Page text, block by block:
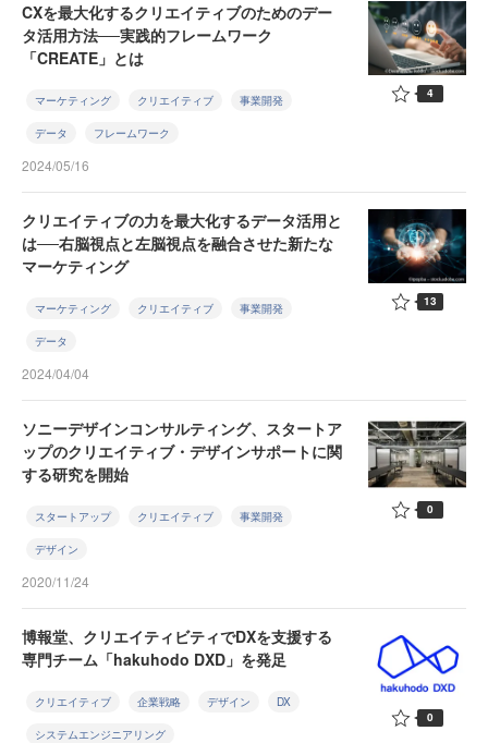
CXを最大化するクリエイティブのためのデー
タ活用方法──実践的フレームワーク
「CREATE」とは
マーケティング クリエイティブ 事業開発
データ フレームワーク
2024/05/16
4
クリエイティブの力を最大化するデータ活用と
は──右脳視点と左脳視点を融合させた新たな
マーケティング
マーケティング クリエイティブ 事業開発
データ
2024/04/04
13
ソニーデザインコンサルティング、スタートア
ップのクリエイティブ・デザインサポートに関
する研究を開始
スタートアップ クリエイティブ 事業開発
デザイン
2020/11/24
0
博報堂、クリエイティビティでDXを支援する
専門チーム「hakuhodo DXD」を発足
クリエイティブ 企業戦略 デザイン DX
システムエンジニアリング
0